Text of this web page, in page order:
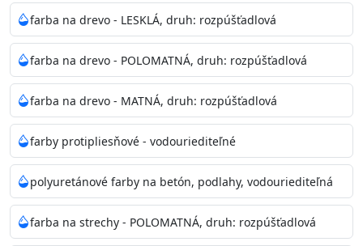
Informácie k aplikácií
Pred použitím farbu narieďte do 10% vodou podľa
spôsobu aplikácie. Dobre premiešajte a občas opakujte
aj počas náteru. Naneste jednu
vrstvu štetcom, valčekom alebo striekacou pištoľou
farba zasychá na dotyk po 30-60min./23°C po
dokonalom preschnutí minimálne 3-
4hod/23°C je možné aplikovať ďalšiu vrstvu náteru.
Doba schnutia je závislá na poveternostných
podmienkach s vyššou vlhkosťou a nižšou
teplotou sa doba schnutia predlžuje.
farba na drevo - LESKLÁ, druh: rozpúšťadlová
farba na drevo - POLOMATNÁ, druh: rozpúšťadlová
farba na drevo - MATNÁ, druh: rozpúšťadlová
farby protipliesňové - vodouriediteľné
polyuretánové farby na betón, podlahy, vodouriediteľná
farba na strechy - POLOMATNÁ, druh: rozpúšťadlová